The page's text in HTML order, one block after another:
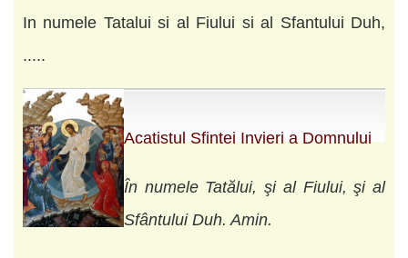
In numele Tatalui si al Fiului si al Sfantului Duh,
.....
Acatistul Sfintei Invieri a Domnului
În numele Tatălui, şi al Fiului, şi al
Sfântului Duh. Amin.